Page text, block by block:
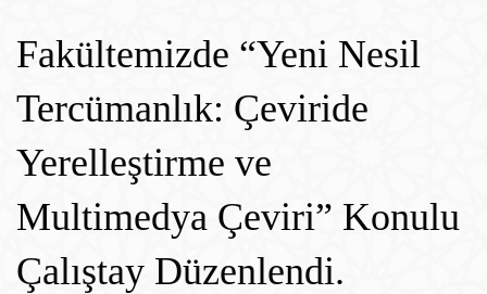
Fakültemizde “Yeni Nesil
Tercümanlık: Çeviride
Yerelleştirme ve
Multimedya Çeviri” Konulu
Çalıştay Düzenlendi.